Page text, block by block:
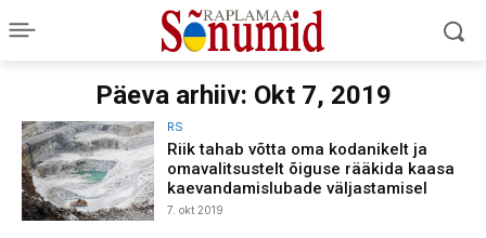
Päeva arhiiv: Okt 7, 2019
RS
Riik tahab võtta oma kodanikelt ja
omavalitsustelt õiguse rääkida kaasa
kaevandamislubade väljastamisel
7. okt 2019